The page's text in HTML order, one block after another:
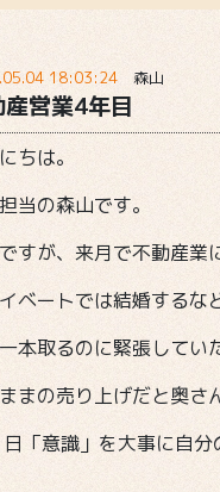
18:03:24 森山
営業4年目
ちは。
当の森山です。
すが、来月で不動産業
ベートでは結婚するな
本取るのに緊張してい
まの売り上げだと奥さ
「意識」を大事に自分